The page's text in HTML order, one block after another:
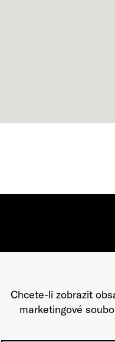
Chcete-li zobrazit
marketingové